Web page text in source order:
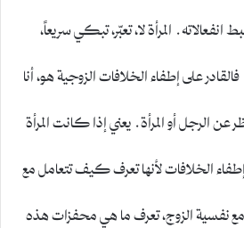
المرأة لا، تعبّر، تبكي سريعاً،
على إطفاء الخلافات الزوجية هو، أنا
عن الرجل أو المرأة. يعني إذا كانت المرأة
الخلافات لأنها تعرف كيف تتعامل مع
نفسية الزوج، تعرف ما هي محفزات هذه